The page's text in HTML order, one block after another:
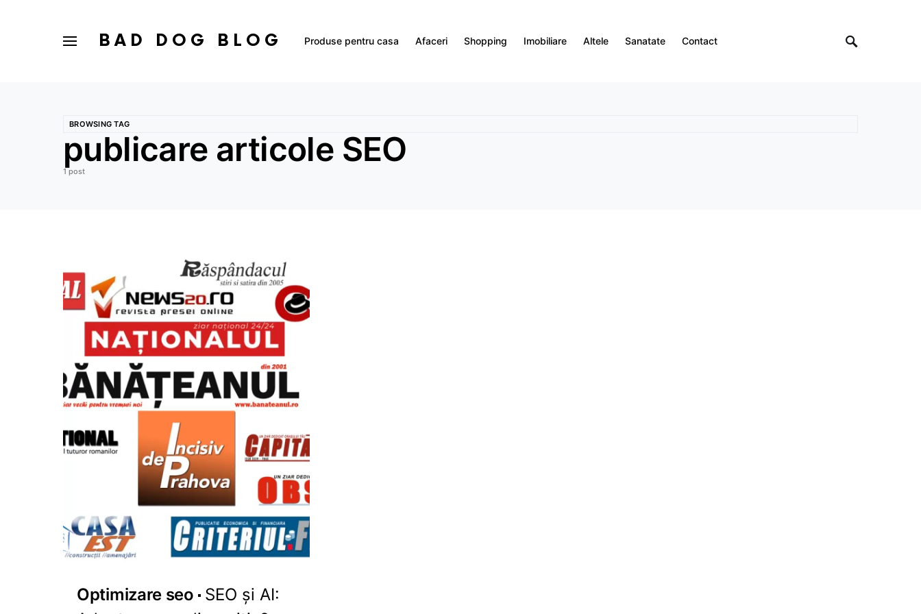
BAD DOG BLOG Produse pentru casa Afaceri Shopping Imobiliare Altele Sanatate Contact
BROWSING TAG
publicare articole SEO
1 post
Optimizare seo
SEO și AI: